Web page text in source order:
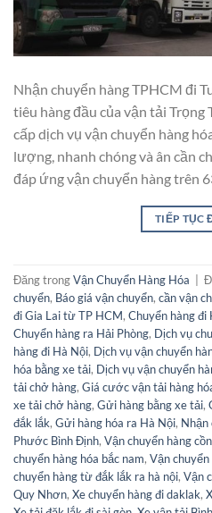
Nhận chuyển hàng TPHCM đi
tiêu hàng đầu của vận tải Trọng
cấp dịch vụ vận chuyển hàng
lượng, nhanh chóng và ân cần
đáp ứng vận chuyển hàng trên
TIẾP TỤC
Đăng trongVận Chuyển Hàng Hóa
chuyển, Báo giá vận chuyển, cần vận
đi Gia Lai từ TP HCM, Chuyển hàng đi
Chuyển hàng ra Hải Phòng, Dịch vụ
hàng đi Hà Nội, Dịch vụ vận chuyển
hóa bằng xe tải, Dịch vụ vận chuyển
tải chở hàng, Giá cước vận tải hàng
xe tải chở hàng, Gửi hàng bằng xe tải,
đắk lắk, Gửi hàng hóa ra Hà Nội, Nhận
Phước Bình Định, Vận chuyển hàng
chuyển hàng hóa bắc nam, Vận
chuyển hàng từ đắk lắk ra hà nội, Vận
Quy Nhơn, Xe chuyển hàng đi daklak,